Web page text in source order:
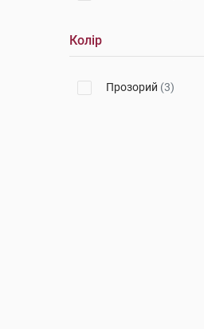
Колір
Прозорий (3)